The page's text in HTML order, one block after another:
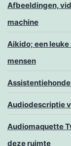
Afbeeldingen,
machine
Aikido; een
mensen
Audiodescriptie
Audiomaquette
deze ruimte